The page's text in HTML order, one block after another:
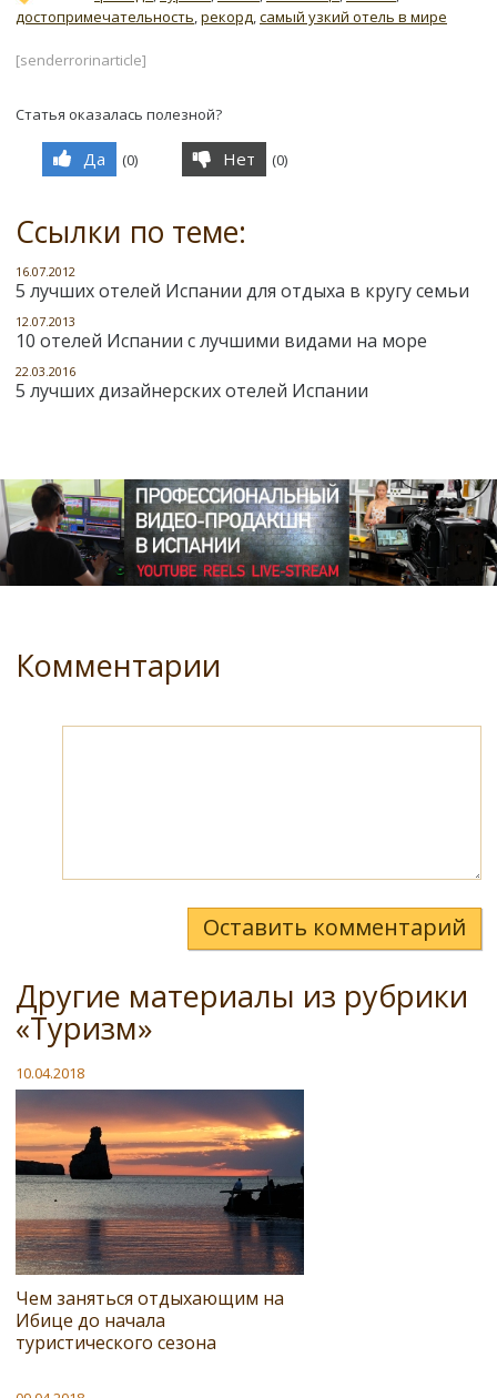
достопримечательность,рекорд,самый узкий отель в мире
[senderrorinarticle]
Статья оказалась полезной?
Да (0) Нет (0)
Ссылки по теме:
16.07.2012
5 лучших отелей Испании для отдыха в кругу семьи
12.07.2013
10 отелей Испании с лучшими видами на море
22.03.2016
5 лучших дизайнерских отелей Испании
Комментарии
Оставить комментарий
Другие материалы из рубрики
«Туризм»
10.04.2018
Чем заняться отдыхающим на
Ибице до начала
туристического сезона